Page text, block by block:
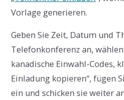
Vorlage generieren.
Geben Sie Zeit, Datum und
Telefonkonferenz an,
kanadische Einwahl-Codes,
Einladung kopieren“, fügen
ein und schicken sie weiter